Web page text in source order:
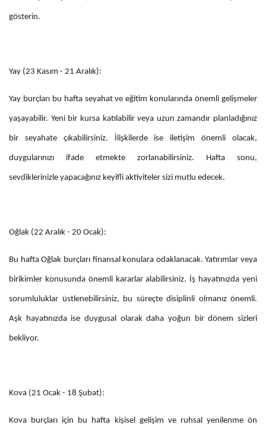
gösterin.
Yay (23 Kasım - 21 Aralık):
Yay burçları bu hafta seyahat ve eğitim konularında önemli gelişmeler
yaşayabilir. Yeni bir kursa katılabilir veya uzun zamandır planladığınız
bir seyahate çıkabilirsiniz. İlişkilerde ise iletişim önemli olacak,
duygularınızı ifade etmekte zorlanabilirsiniz. Hafta sonu,
sevdiklerinizle yapacağınız keyifli aktiviteler sizi mutlu edecek.
Oğlak (22 Aralık - 20 Ocak):
Bu hafta Oğlak burçları finansal konulara odaklanacak. Yatırımlar veya
birikimler konusunda önemli kararlar alabilirsiniz. İş hayatınızda yeni
sorumluluklar üstlenebilirsiniz, bu süreçte disiplinli olmanız önemli.
Aşk hayatınızda ise duygusal olarak daha yoğun bir dönem sizleri
bekliyor.
Kova (21 Ocak - 18 Şubat):
Kova burçları için bu hafta kişisel gelişim ve ruhsal yenilenme ön